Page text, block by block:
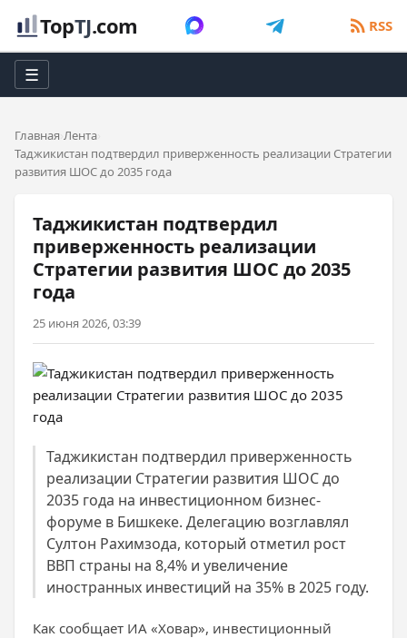
TopTJ.com RSS
☰
Главная Лента
Таджикистан подтвердил приверженность реализации Стратегии
развития ШОС до 2035 года
Таджикистан подтвердил
приверженность реализации
Стратегии развития ШОС до 2035
года
25 июня 2026, 03:39
Таджикистан подтвердил приверженность
реализации Стратегии развития ШОС до
2035 года на инвестиционном бизнес-
форуме в Бишкеке. Делегацию возглавлял
Султон Рахимзода, который отметил рост
ВВП страны на 8,4% и увеличение
иностранных инвестиций на 35% в 2025 году.
Как сообщает ИА «Ховар», инвестиционный